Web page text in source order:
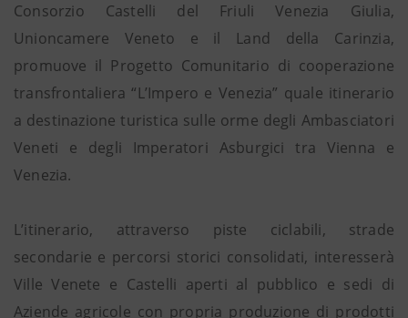
Consorzio Castelli del Friuli Venezia Giulia,
Unioncamere Veneto e il Land della Carinzia,
promuove il Progetto Comunitario di cooperazione
transfrontaliera “L’Impero e Venezia” quale itinerario
a destinazione turistica sulle orme degli Ambasciatori
Veneti e degli Imperatori Asburgici tra Vienna e
Venezia.
L’itinerario, attraverso piste ciclabili, strade
secondarie e percorsi storici consolidati, interesserà
Ville Venete e Castelli aperti al pubblico e sedi di
Aziende agricole con propria produzione di prodotti